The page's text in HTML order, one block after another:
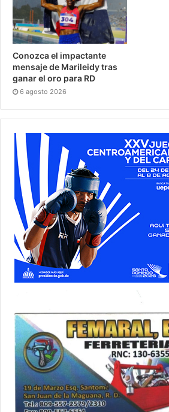
Conozca el impactante
mensaje de Marileidy tras
ganar el oro para RD
6 agosto 2026